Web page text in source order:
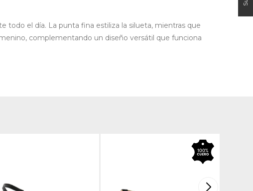
el día. La punta fina estiliza la silueta, mientras que
complementando un diseño versátil que funciona